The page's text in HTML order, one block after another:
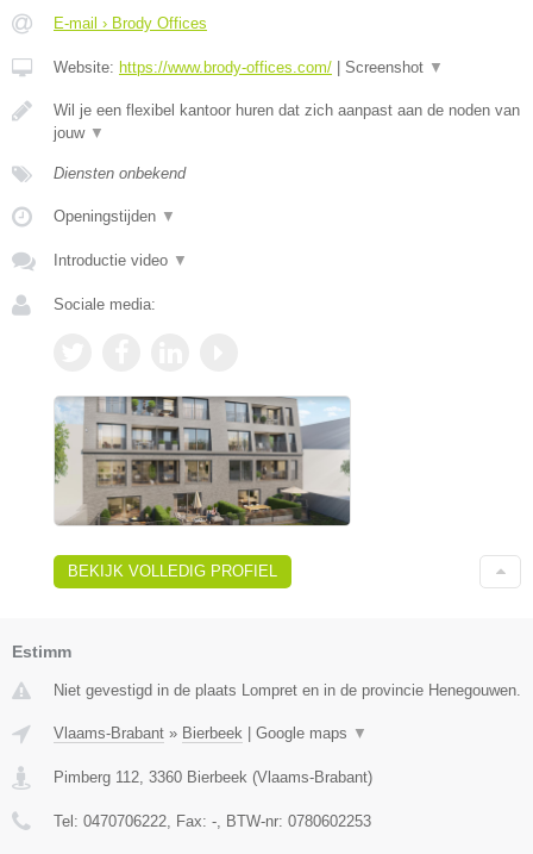
E-mail › Brody Offices
Website: https://www.brody-offices.com/ | Screenshot ▼
Wil je een flexibel kantoor huren dat zich aanpast aan de noden van
jouw ▼
Diensten onbekend
Openingstijden ▼
Introductie video ▼
Sociale media:
BEKIJK VOLLEDIG PROFIEL
Estimm
Niet gevestigd in de plaats Lompret en in de provincie Henegouwen.
Vlaams-Brabant » Bierbeek Google maps ▼
Pimberg 112 3360 Bierbeek (Vlaams-Brabant)
Tel: 0470706222 , Fax: - , BTW-nr: 0780602253